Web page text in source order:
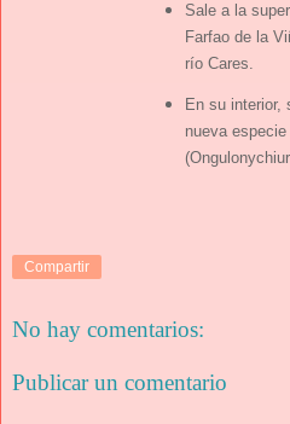
Sale a la
Farfao de la
río Cares.
En su interior,
nueva
Compartir
No hay comentarios:
Publicar un comentario